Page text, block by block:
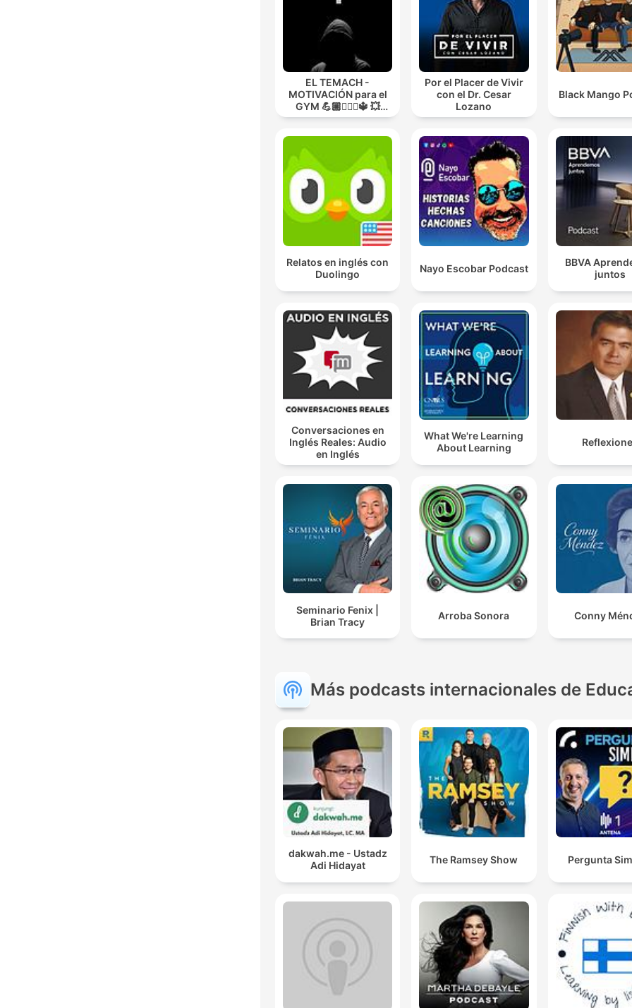
EL TEMACH -
MOTIVACIÓN para el
GYM 💪🏼🏋🏻‍♀🔱 💥
MODO GUERRA💥
Por el Placer de Vivir
con el Dr. Cesar
Lozano
Black Mango
Relatos en inglés con
Duolingo
Nayo Escobar Podcast
BBVA
juntos
Conversaciones en
Inglés Reales: Audio
en Inglés
What We're Learning
About Learning
Seminario Fenix |
Brian Tracy
Arroba Sonora Conny
Más podcasts internacionales de
dakwah.me - Ustadz
Adi Hidayat
The Ramsey Show Pergunta